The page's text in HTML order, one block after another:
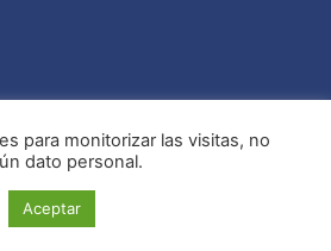
para monitorizar las visitas, no
dato personal.
Aceptar